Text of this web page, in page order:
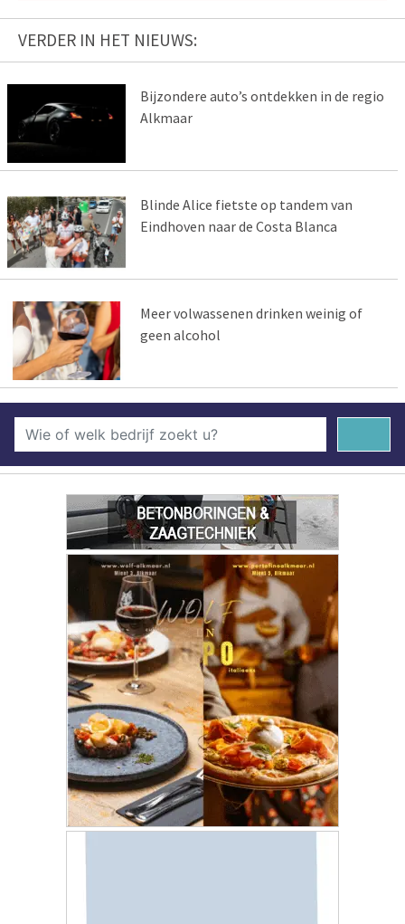
VERDER IN HET NIEUWS:
Bijzondere auto’s ontdekken in de regio
Alkmaar
Blinde Alice fietste op tandem van
Eindhoven naar de Costa Blanca
Meer volwassenen drinken weinig of
geen alcohol